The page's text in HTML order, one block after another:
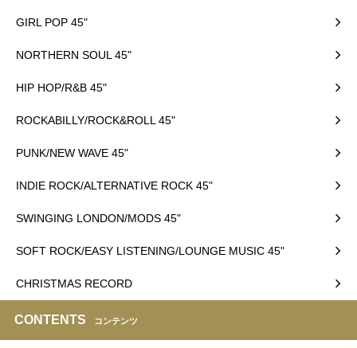
GIRL POP 45"
NORTHERN SOUL 45"
HIP HOP/R&B 45"
ROCKABILLY/ROCK&ROLL 45"
PUNK/NEW WAVE 45"
INDIE ROCK/ALTERNATIVE ROCK 45"
SWINGING LONDON/MODS 45"
SOFT ROCK/EASY LISTENING/LOUNGE MUSIC 45"
CHRISTMAS RECORD
CONTENTS コンテンツ